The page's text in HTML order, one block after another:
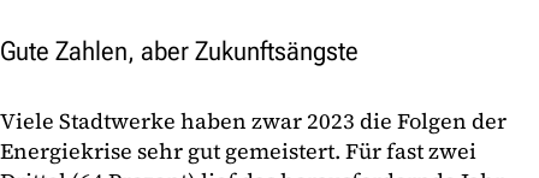
Gute Zahlen, aber Zukunftsängste
Viele Stadtwerke haben zwar 2023 die Folgen der
Energiekrise sehr gut gemeistert. Für fast zwei